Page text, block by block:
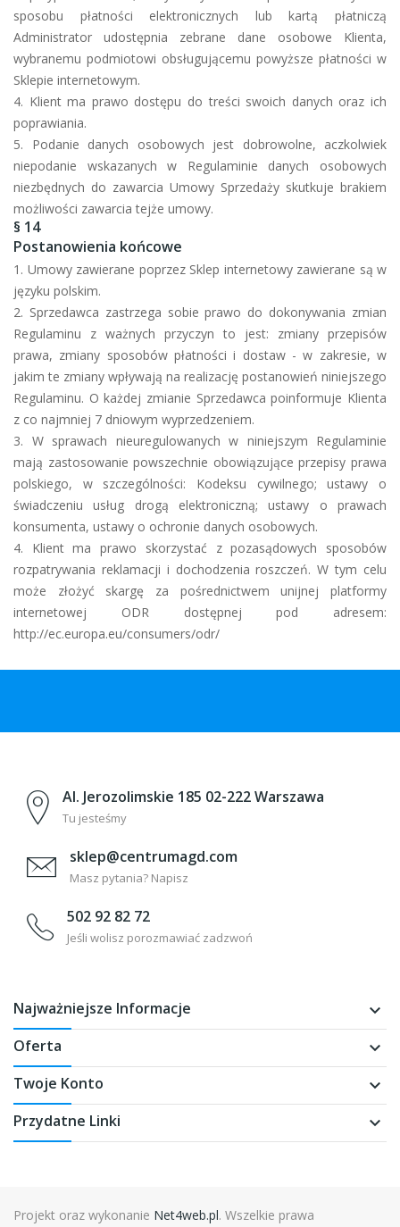
sposobu płatności elektronicznych lub kartą płatniczą
Administrator udostępnia zebrane dane osobowe Klienta,
wybranemu podmiotowi obsługującemu powyższe płatności w
Sklepie internetowym.
4. Klient ma prawo dostępu do treści swoich danych oraz ich
poprawiania.
5. Podanie danych osobowych jest dobrowolne, aczkolwiek
niepodanie wskazanych w Regulaminie danych osobowych
niezbędnych do zawarcia Umowy Sprzedaży skutkuje brakiem
możliwości zawarcia tejże umowy.
§ 14
Postanowienia końcowe
1. Umowy zawierane poprzez Sklep internetowy zawierane są w
języku polskim.
2. Sprzedawca zastrzega sobie prawo do dokonywania zmian
Regulaminu z ważnych przyczyn to jest: zmiany przepisów
prawa, zmiany sposobów płatności i dostaw - w zakresie, w
jakim te zmiany wpływają na realizację postanowień niniejszego
Regulaminu. O każdej zmianie Sprzedawca poinformuje Klienta
z co najmniej 7 dniowym wyprzedzeniem.
3. W sprawach nieuregulowanych w niniejszym Regulaminie
mają zastosowanie powszechnie obowiązujące przepisy prawa
polskiego, w szczególności: Kodeksu cywilnego; ustawy o
świadczeniu usług drogą elektroniczną; ustawy o prawach
konsumenta, ustawy o ochronie danych osobowych.
4. Klient ma prawo skorzystać z pozasądowych sposobów
rozpatrywania reklamacji i dochodzenia roszczeń. W tym celu
może złożyć skargę za pośrednictwem unijnej platformy
internetowej ODR dostępnej pod adresem:
http://ec.europa.eu/consumers/odr/
Al. Jerozolimskie 185 02-222 Warszawa
Tu jesteśmy
sklep@centrumagd.com
Masz pytania? Napisz
502 92 82 72
Jeśli wolisz porozmawiać zadzwoń
Najważniejsze Informacje keyboard_arrow_down
Oferta keyboard_arrow_down
Twoje Konto keyboard_arrow_down
Przydatne Linki keyboard_arrow_down
Projekt oraz wykonanie Net4web.pl. Wszelkie prawa